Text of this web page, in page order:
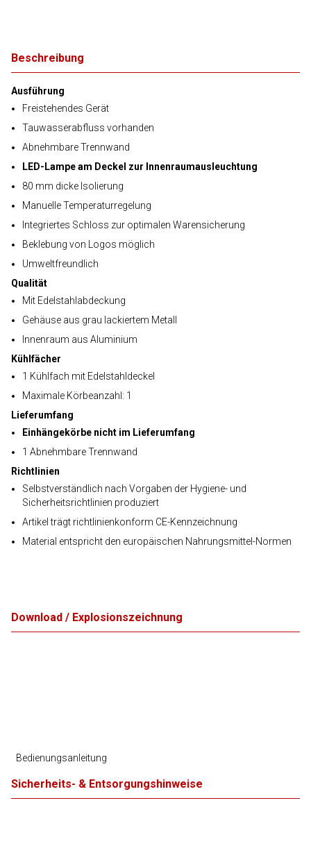
Beschreibung
Ausführung
Freistehendes Gerät
Tauwasserabfluss vorhanden
Abnehmbare Trennwand
LED-Lampe am Deckel zur Innenraumausleuchtung
80 mm dicke Isolierung
Manuelle Temperaturregelung
Integriertes Schloss zur optimalen Warensicherung
Beklebung von Logos möglich
Umweltfreundlich
Qualität
Mit Edelstahlabdeckung
Gehäuse aus grau lackiertem Metall
Innenraum aus Aluminium
Kühlfächer
1 Kühlfach mit Edelstahldeckel
Maximale Körbeanzahl: 1
Lieferumfang
Einhängekörbe nicht im Lieferumfang
1 Abnehmbare Trennwand
Richtlinien
Selbstverständlich nach Vorgaben der Hygiene- und
Sicherheitsrichtlinien produziert
Artikel trägt richtlinienkonform CE-Kennzeichnung
Material entspricht den europäischen Nahrungsmittel-Normen
Download / Explosionszeichnung
Bedienungsanleitung
Sicherheits- & Entsorgungshinweise